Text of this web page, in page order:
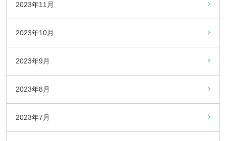
2023年11月
2023年10月
2023年9月
2023年8月
2023年7月